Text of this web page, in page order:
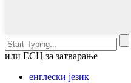
или ЕСЦ за затварање
енглески језик